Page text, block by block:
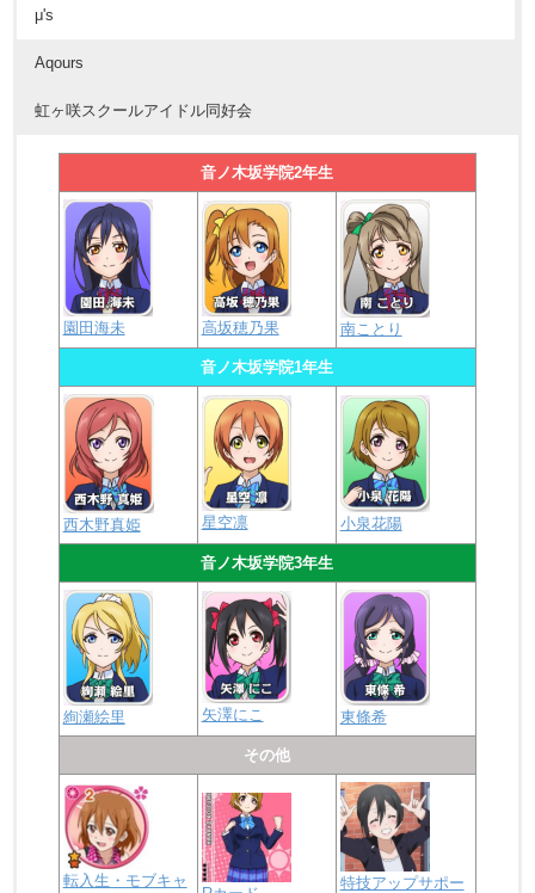
μ's
Aqours
虹ヶ咲スクールアイドル同好会
音ノ木坂学院2年生
園田海未 高坂穂乃果 南ことり
音ノ木坂学院1年生
西木野真姫 星空凛 小泉花陽
音ノ木坂学院3年生
絢瀬絵里 矢澤にこ 東條希
その他
転入生・モブキャ 特技アップサポー